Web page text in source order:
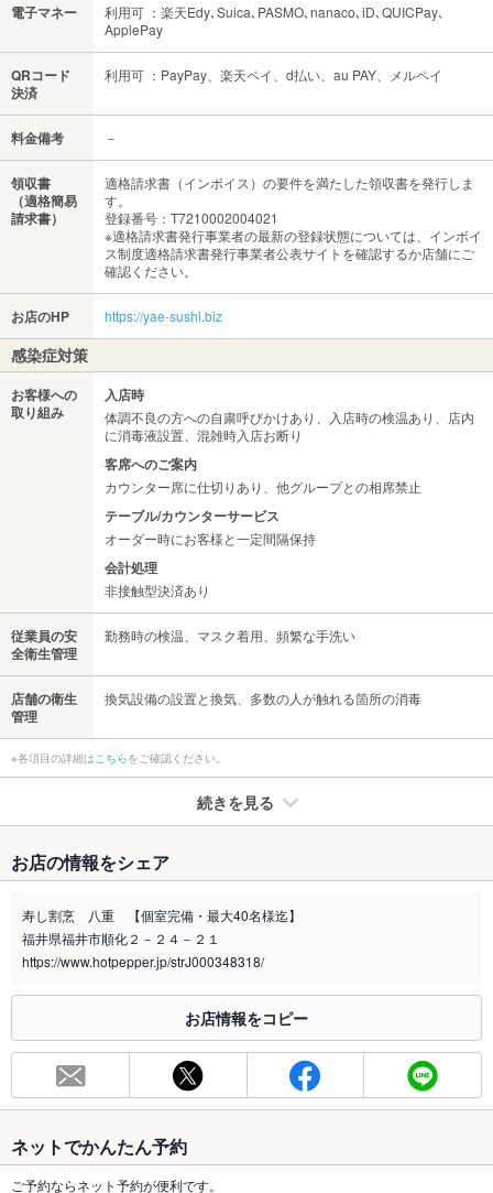
電子マネー
利用可 ：楽天Edy､Suica､PASMO､nanaco､iD､QUICPay､
ApplePay
QRコード
決済
利用可 ：PayPay、楽天ペイ、d払い、au PAY、メルペイ
料金備考 －
領収書
（適格簡易
請求書）
適格請求書（インボイス）の要件を満たした領収書を発行しま
す。
登録番号：T7210002004021
※適格請求書発行事業者の最新の登録状態については、インボイ
ス制度適格請求書発行事業者公表サイトを確認するか店舗にご
確認ください。
お店のHP https://yae-sushi.biz
感染症対策
お客様への
取り組み
入店時
体調不良の方への自粛呼びかけあり、入店時の検温あり、店内
に消毒液設置、混雑時入店お断り
客席へのご案内
カウンター席に仕切りあり、他グループとの相席禁止
テーブル/カウンターサービス
オーダー時にお客様と一定間隔保持
会計処理
非接触型決済あり
従業員の安
全衛生管理
勤務時の検温、マスク着用、頻繁な手洗い
店舗の衛生
管理
換気設備の設置と換気、多数の人が触れる箇所の消毒
※各項目の詳細はこちらをご確認ください。
続きを見る
禁煙・喫煙 全席禁煙
喫煙専用室 なし
※2020年4月1日～受動喫煙対策に関する法律が施行されています。正しい情報はお店へお問い
総席数 68席
最大宴会収
40人
個室 なし
お店の情報をシェア
寿し割烹 八重 【個室完備・最大40名様迄】
福井県福井市順化２－２４－２１
https://www.hotpepper.jp/strJ000348318/
お店情報をコピー
ネットでかんたん予約
ご予約ならネット予約が便利です。